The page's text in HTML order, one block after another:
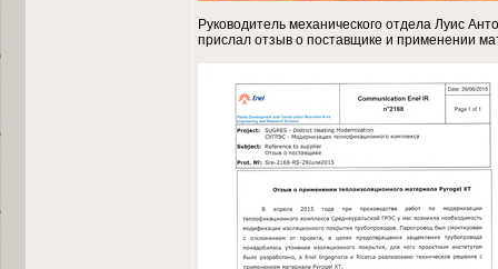
Руководитель механического отдела Луис
прислал отзыв о поставщике и применении